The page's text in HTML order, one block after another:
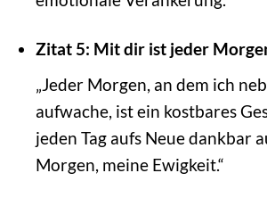
Zitat 5: Mit dir ist jeder
„Jeder Morgen, an dem ich
aufwache, ist ein kostbares
jeden Tag aufs Neue dankbar
Morgen, meine Ewigkeit.“